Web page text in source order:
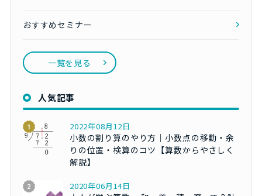
おすすめセミナー
一覧を見る
人気記事
2022年08月12日
小数の割り算のやり方｜小数点の移動・余
りの位置・検算のコツ【算数からやさしく
解説】
2020年06月14日